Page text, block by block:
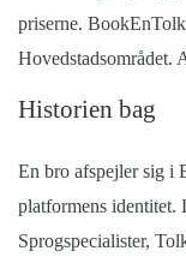
priserne.
Hovedstadsområdet.
Historien bag
En bro afspejler sig i
platformens identitet.
Sprogspecialister,